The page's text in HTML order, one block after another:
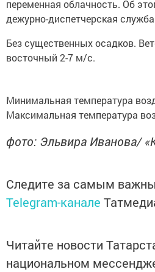
переменная облачность. Об
дежурно-диспетчерская
Без существенных осадков.
восточный 2-7 м/с.
Минимальная температура
Максимальная температура
фото: Эльвира Иванова/
Следите за самым
Telegram-канале
Читайте новости
национальном